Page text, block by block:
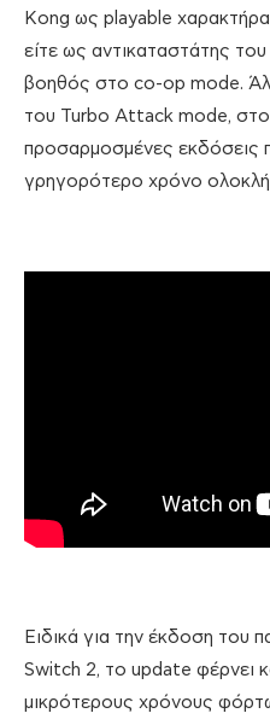
Kong ως playable χαρακτήρα
είτε ως αντικαταστάτης
βοηθός στο co-op mode.
του Turbo Attack mode,
προσαρμοσμένες εκδόσεις
γρηγορότερο χρόνο
Ειδικά για την έκδοση του
Switch 2, το update φέρνει
μικρότερους χρόνους